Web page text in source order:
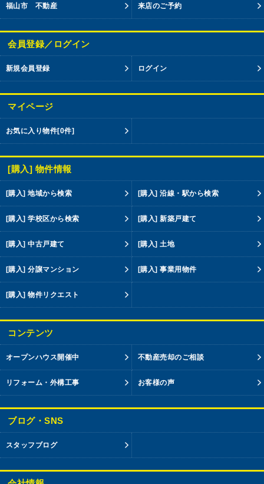
福山市 不動産 来店のご予約
会員登録／ログイン
新規会員登録 ログイン
マイページ
お気に入り物件[0件]
[購入] 物件情報
[購入] 地域から検索 [購入] 沿線・駅から検索
[購入] 学校区から検索 [購入] 新築戸建て
[購入] 中古戸建て [購入] 土地
[購入] 分譲マンション [購入] 事業用物件
[購入] 物件リクエスト
コンテンツ
オープンハウス開催中 不動産売却のご相談
リフォーム・外構工事 お客様の声
ブログ・SNS
スタッフブログ